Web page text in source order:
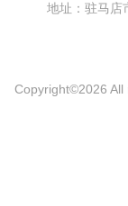
地址：驻马
Copyright©2026